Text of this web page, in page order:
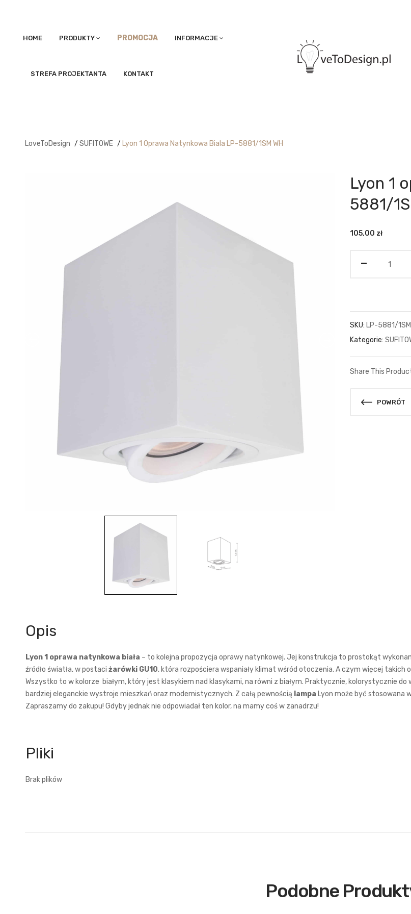
HOME PRODUKTY PROMOCJA INFORMACJE
STREFA PROJEKTANTA KONTAKT
LoveToDesign / SUFITOWE / Lyon 1 Oprawa Natynkowa Biala LP-5881/1SM WH
Lyon 1
5881/
105,00 zł
SKU: LP-5881/1SM
Kategorie:
Share This
POWRÓT
Opis
Lyon 1 oprawa natynkowa biała – to kolejna propozycja oprawy natynkowej. Jej konstrukcja to prostokąt
źródło światła, w postaci żarówki GU10, która rozpościera wspaniały klimat wśród otoczenia. A czym więcej
Wszystko to w kolorze białym, który jest klasykiem nad klasykami, na równi z białym. Praktycznie, kolorystycznie
bardziej eleganckie wystroje mieszkań oraz modernistycznych. Z całą pewnością lampa Lyon może być stosowana
Zapraszamy do zakupu! Gdyby jednak nie odpowiadał ten kolor, na mamy coś w zanadrzu!
Brak plików
Podobne